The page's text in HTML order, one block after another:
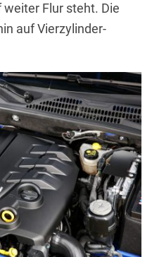
Flur steht. Die
auf Vierzylinder-